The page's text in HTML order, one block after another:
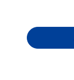
注1）沖縄・離
ービスです
のサービス
の導入コス